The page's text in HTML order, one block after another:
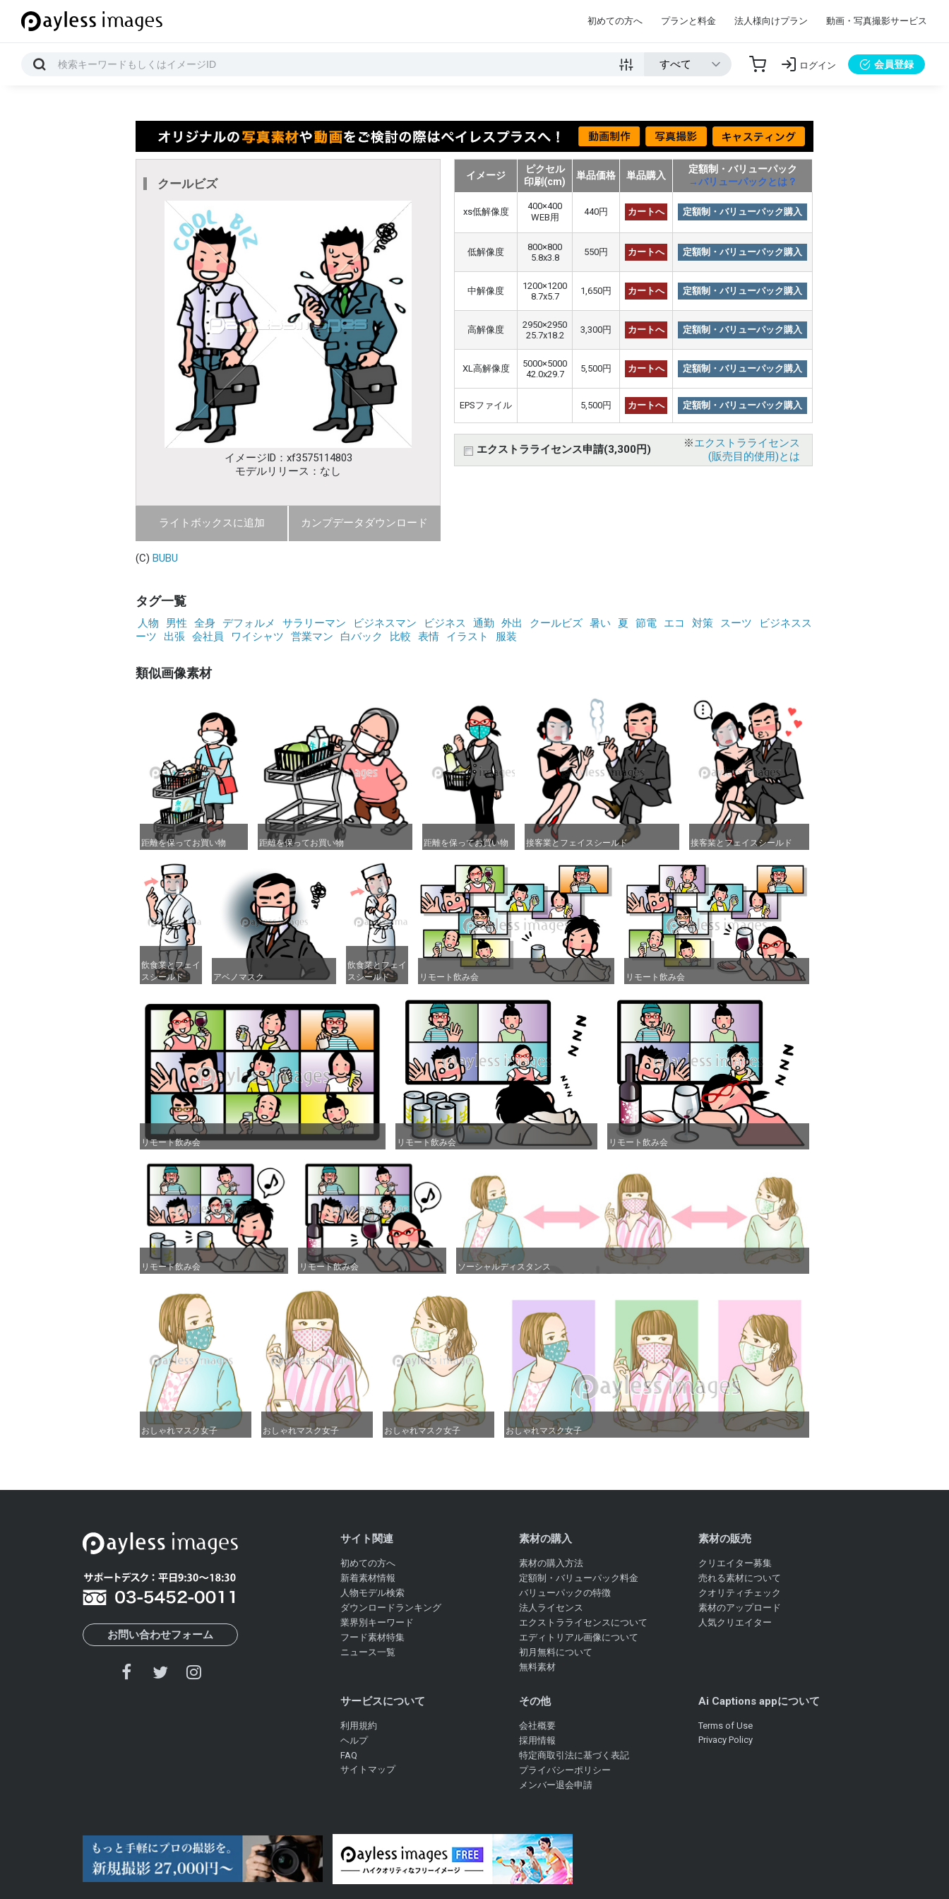
初めての方へ プランと料金 法人様向けプラン 動画・写真撮影サービス
ログイン 会員登録
クールビズ
イメージID：xf3575114803
モデルリリース：なし
ライトボックスに追加 カンプデータダウンロード
イメージ
ピクセル
印刷(cm)
単品価格 単品購入
定額制・バリューパック
→バリューパックとは？
xs低解像度
400×400
WEB用
440円 カートへ 定額制・バリューパック購入
低解像度
800×800
5.8x3.8
550円 カートへ 定額制・バリューパック購入
中解像度
1200×1200
8.7x5.7
1,650円 カートへ 定額制・バリューパック購入
高解像度
2950×2950
25.7x18.2
3,300円 カートへ 定額制・バリューパック購入
XL高解像度
5000×5000
42.0x29.7
5,500円 カートへ 定額制・バリューパック購入
EPSファイル 5,500円 カートへ 定額制・バリューパック購入
エクストラライセンス申請(3,300円) ※エクストラライセンス
(販売目的使用)とは
(C) BUBU
タグ一覧
人物 男性 全身 デフォルメ サラリーマン ビジネスマン ビジネス 通勤 外出 クールビズ 暑い 夏 節電 エコ 対策 スーツ
ビジネスス
ーツ
出張 会社員 ワイシャツ 営業マン 白バック 比較 表情 イラスト 服装
類似画像素材
距離を保ってお買い物
距離を保ってお買い物 距離を保ってお買い物
距離を保ってお買い物 距離を保ってお買い物
距離を保ってお買い物 接客業とフェイスシールド
接客業とフェイスシールド 接客業とフェイスシールド
接客業とフェイスシールド
飲食業とフェイ
スシールド
飲食業とフェイ
スシールド
アベノマスク
アベノマスク
飲食業とフェイ
スシールド
飲食業とフェイ
スシールド
リモート飲み会
リモート飲み会 リモート飲み会
リモート飲み会
リモート飲み会
リモート飲み会 リモート飲み会
リモート飲み会 リモート飲み会
リモート飲み会
リモート飲み会
リモート飲み会 リモート飲み会
リモート飲み会 ソーシャルディスタンス
ソーシャルディスタンス
おしゃれマスク女子
おしゃれマスク女子 おしゃれマスク女子
おしゃれマスク女子 おしゃれマスク女子
おしゃれマスク女子 おしゃれマスク女子
おしゃれマスク女子
お問い合わせフォーム
サイト関連
初めての方へ
新着素材情報
人物モデル検索
ダウンロードランキング
業界別キーワード
フード素材特集
ニュース一覧
素材の購入
素材の購入方法
定額制・バリューパック料金
バリューパックの特徴
法人ライセンス
エクストラライセンスについて
エディトリアル画像について
初月無料について
無料素材
素材の販売
クリエイター募集
売れる素材について
クオリティチェック
素材のアップロード
人気クリエイター
サービスについて
利用規約
ヘルプ
FAQ
サイトマップ
その他
会社概要
採用情報
特定商取引法に基づく表記
プライバシーポリシー
メンバー退会申請
Ai Captions appについて
Terms of Use
Privacy Policy